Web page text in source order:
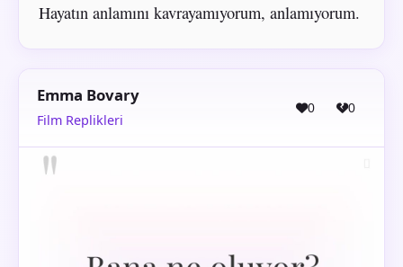
Hayatın anlamını kavrayamıyorum, anlamıyorum.
Emma Bovary
Film Replikleri
0 0